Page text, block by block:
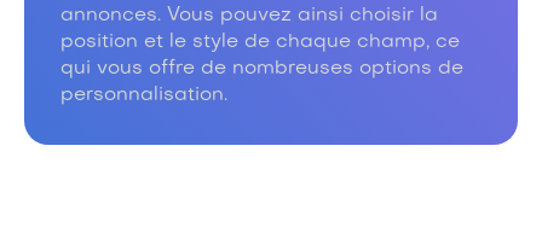
annonces. Vous pouvez ainsi choisir la
position et le style de chaque champ, ce
qui vous offre de nombreuses options de
personnalisation.